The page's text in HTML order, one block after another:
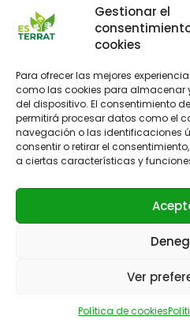
Gestionar el
cookies
Para ofrecer las mejores
como las cookies para
del dispositivo. El consentimiento
permitirá procesar datos como el
navegación o las identificaciones
consentir o retirar el
a ciertas características y
Ver
Política de cookies
diciembre 2024
noviembre 2024
octubre 2024
julio 2024
junio 2024
mayo 2024
abril 2024
marzo 2024
febrero 2024
octubre 2023